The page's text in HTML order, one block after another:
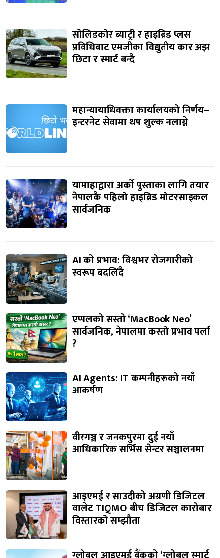
सोलिडकोर ब्याट्री र हाइब्रिड प्लस
प्रविधिबाट एमजीका विद्युतीय कार अझ
छिटा र स्मार्ट बन्दै
महान्यायाधिवक्ता कार्यालयको निर्णय–
इन्टरनेट सेवामा थप शुल्क नलाग्ने
यामाहाद्वारा अर्को पुस्ताका लागि तयार
नेपालकै पहिलो हाइब्रिड मोटरसाइकल
सार्वजनिक
AI को प्रभाव: विश्वभर रोजगारीको
स्वरूप बदलिँदै
एप्पलको सस्तो ‘MacBook Neo’
सार्वजनिक, नेपालमा कस्तो प्रभाव पर्ला
?
AI Agents: IT कम्पनीहरूको नयाँ
आकर्षण
वीरगञ्ज र जनकपुरमा दुई नयाँ
आधिकारिक सर्भिस सेन्टर सञ्चालनमा
आइएमई र साउदीको अग्रणी डिजिटल
वालेट TIQMO बीच डिजिटल कारोबार
विस्तारको सम्झौता